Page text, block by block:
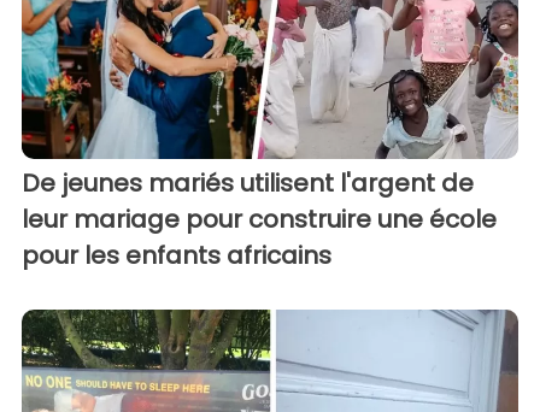
De jeunes mariés utilisent l'argent de
leur mariage pour construire une école
pour les enfants africains